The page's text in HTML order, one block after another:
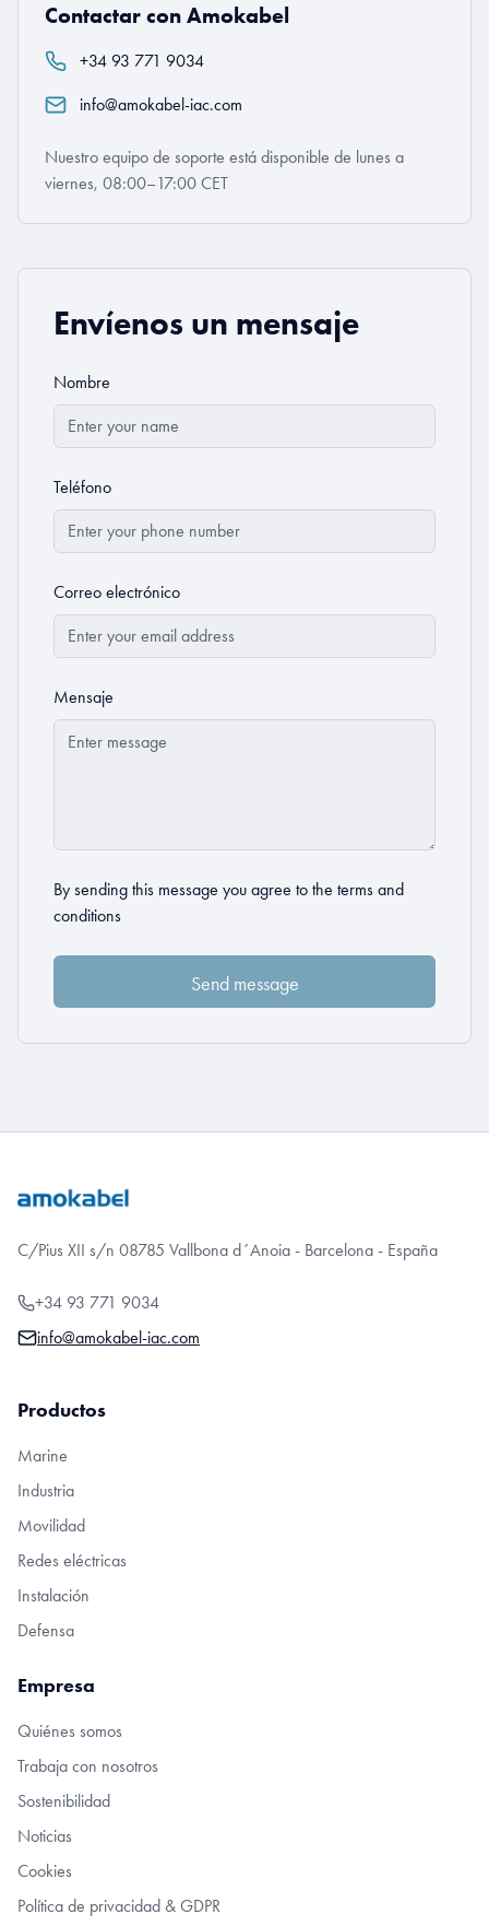
Contactar con Amokabel
+34 93 771 9034
info@amokabel-iac.com
Nuestro equipo de soporte está disponible de lunes a
viernes, 08:00–17:00 CET
Envíenos un mensaje
Nombre
Teléfono
Correo electrónico
Mensaje
By sending this message you agree to the terms and
conditions
C/Pius XII s/n 08785 Vallbona d´Anoia - Barcelona - España
+34 93 771 9034
info@amokabel-iac.com
Productos
Marine
Industria
Movilidad
Redes eléctricas
Instalación
Defensa
Empresa
Quiénes somos
Trabaja con nosotros
Sostenibilidad
Noticias
Cookies
Política de privacidad & GDPR